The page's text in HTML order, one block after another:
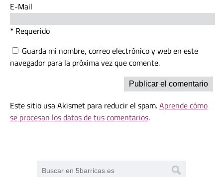
E-Mail
* Requerido
Guarda mi nombre, correo electrónico y web en este
navegador para la próxima vez que comente.
Este sitio usa Akismet para reducir el spam.Aprende cómo
se procesan los datos de tus comentarios.